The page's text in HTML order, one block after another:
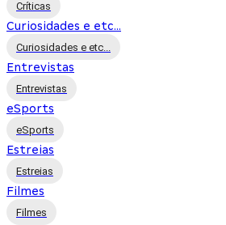
Críticas
Curiosidades e etc...
Curiosidades e etc...
Entrevistas
Entrevistas
eSports
eSports
Estreias
Estreias
Filmes
Filmes